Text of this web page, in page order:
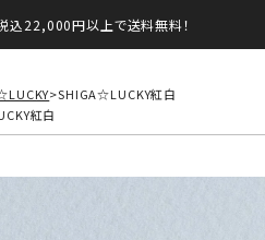
込22,000円以上で送料無料！
SHIGA☆LUCKY紅白
紅白